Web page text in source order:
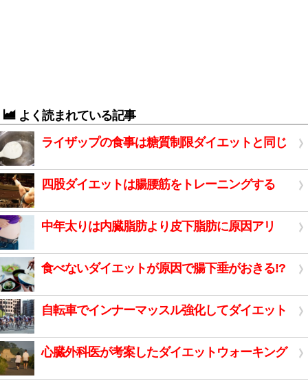
よく読まれている記事
ライザップの食事は糖質制限ダイエットと同じ
四股ダイエットは腸腰筋をトレーニングする
中年太りは内臓脂肪より皮下脂肪に原因アリ
食べないダイエットが原因で腸下垂がおきる!?
自転車でインナーマッスル強化してダイエット
心臓外科医が考案したダイエットウォーキング